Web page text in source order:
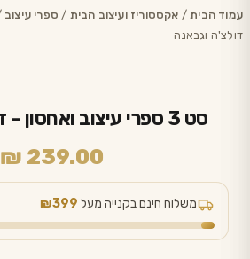
לתוכן
עמוד הבית/ אקססוריז ועיצוב הבית / ספרי עיצוב
דולצ'ה וגבאנה
סט 3 ספרי עיצוב ואחסון – דולצ'ה וגבאנה
₪ 239.00
משלוח חינם בקנייה מעל ₪399